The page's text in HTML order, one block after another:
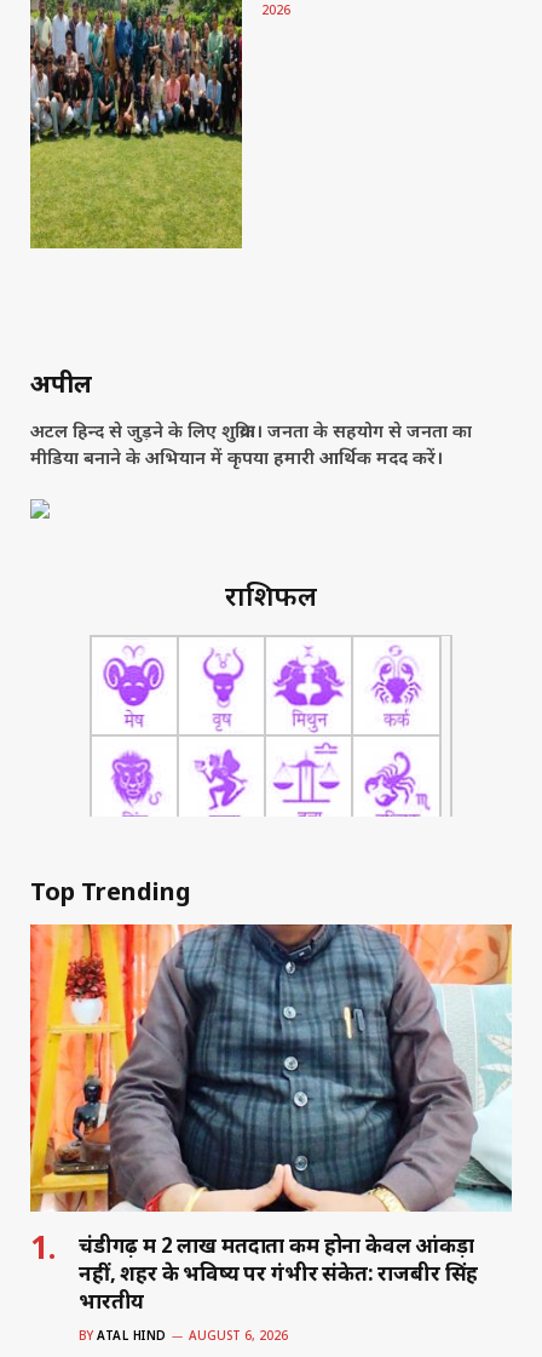
2026
अपील
अटल हिन्द से जुड़ने के लिए शुक्रिया। जनता के सहयोग से जनता का
मीडिया बनाने के अभियान में कृपया हमारी आर्थिक मदद करें।
राशिफल
Top Trending
चंडीगढ़ में 2 लाख मतदाता कम होना केवल आंकड़ा
नहीं, शहर के भविष्य पर गंभीर संकेत: राजबीर सिंह
भारतीय
BY ATAL HIND AUGUST 6, 2026